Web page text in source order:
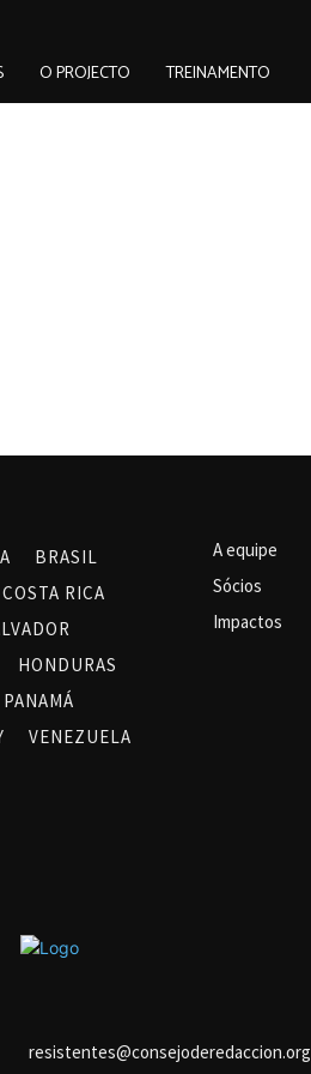
O PROJECTO TREINAMENTO
BRASIL
COSTA RICA
HONDURAS
PANAMÁ
VENEZUELA
A equipe
Sócios
Impactos
resistentes@consejoderedaccion.org